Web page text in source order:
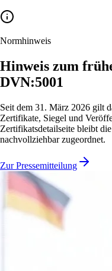
Normhinweis
Hinweis zum
DVN:5001
Seit dem 31. März 2026 gilt
Zertifikate, Siegel und
Zertifikatsdetailseite bleibt
nachvollziehbar zugeordnet.
Zur Pressemitteilung